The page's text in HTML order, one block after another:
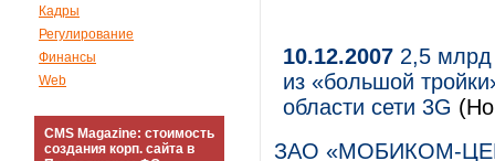
Кадры
Регулирование
Финансы
Web
CMS Magazine: стоимость
создания корп. сайта в
10.12.2007 2,5
из «большой
области сети 3G
ЗАО «МОБИКОМ-